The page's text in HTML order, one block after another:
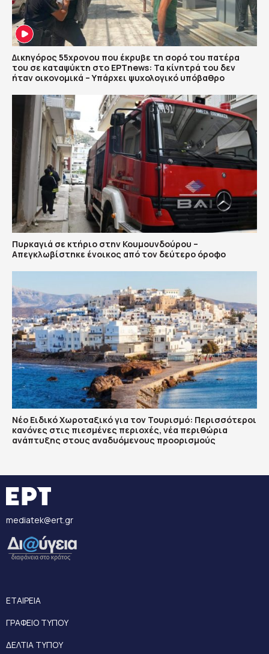
Δικηγόρος 55χρονου που έκρυβε τη σορό του πατέρα
του σε καταψύκτη στο ΕΡΤnews: Τα κίνητρά του δεν
ήταν οικονομικά – Υπάρχει ψυχολογικό υπόβαθρο
Πυρκαγιά σε κτήριο στην Κουμουνδούρου –
Απεγκλωβίστηκε ένοικος από τον δεύτερο όροφο
Νέο Ειδικό Χωροταξικό για τον Τουρισμό: Περισσότεροι
κανόνες στις πιεσμένες περιοχές, νέα περιθώρια
ανάπτυξης στους αναδυόμενους προορισμούς
mediatek@ert.gr
ΕΤΑΙΡΕΙΑ
ΓΡΑΦΕΙΟ ΤΥΠΟΥ
ΔΕΛΤΙΑ ΤΥΠΟΥ